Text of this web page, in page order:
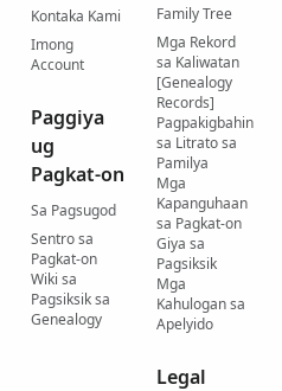
Kontaka Kami
Imong
Account
Paggiya
ug
Pagkat-on
Sa Pagsugod
Sentro sa
Pagkat-on
Wiki sa
Pagsiksik sa
Genealogy
Family Tree
Mga Rekord
sa Kaliwatan
[Genealogy
Records]
Pagpakigbahin
sa Litrato sa
Pamilya
Mga
Kapanguhaan
sa Pagkat-on
Giya sa
Pagsiksik
Mga
Kahulogan sa
Apelyido
Legal